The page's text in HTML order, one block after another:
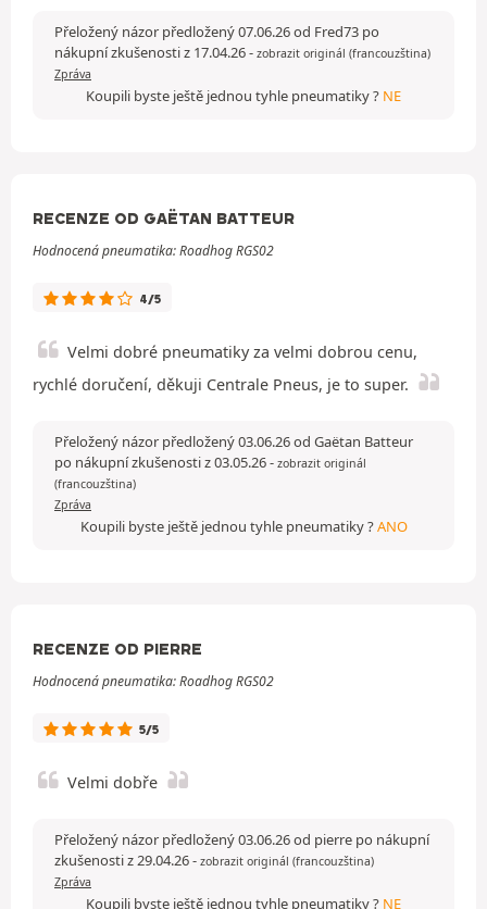
Přeložený názor předložený 07.06.26 od Fred73 po
nákupní zkušenosti z 17.04.26- zobrazit originál (francouzština)
Zpráva
Koupili byste ještě jednou tyhle pneumatiky ? NE
RECENZE OD GAËTAN BATTEUR
Hodnocená pneumatika: Roadhog RGS02
4/5
Velmi dobré pneumatiky za velmi dobrou cenu,
rychlé doručení, děkuji Centrale Pneus, je to super.
Přeložený názor předložený 03.06.26 od Gaëtan Batteur
po nákupní zkušenosti z 03.05.26- zobrazit originál
(francouzština)
Zpráva
Koupili byste ještě jednou tyhle pneumatiky ?ANO
RECENZE OD PIERRE
Hodnocená pneumatika: Roadhog RGS02
5/5
Velmi dobře
Přeložený názor předložený 03.06.26 od pierre po nákupní
zkušenosti z 29.04.26- zobrazit originál (francouzština)
Zpráva
Koupili byste ještě jednou tyhle pneumatiky ? NE